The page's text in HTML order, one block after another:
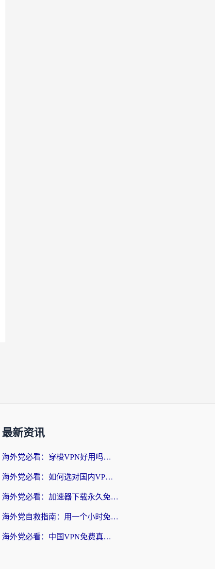
最新资讯
海外党必看：穿梭VPN好用吗？和云帆VPN对比哪个回国效果更好？附真实测评+避坑指南
海外党必看：如何选对国内VPN，实现无缝访问国内资源？
海外党必看：加速器下载永久免费版真的存在吗？教你无缝访问国内资源的正确姿势
海外党自救指南：用一个小时免费加速器，轻松打破国内资源访问壁垒？
海外党必看：中国VPN免费真的靠谱吗？手把手教你选对回国加速器